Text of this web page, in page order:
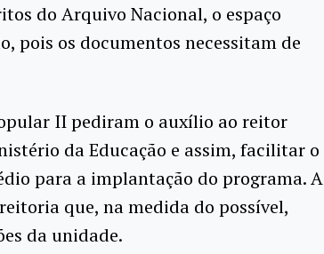
do Arquivo Nacional, o espaço
pois os documentos necessitam de
II pediram o auxílio ao reitor
da Educação e assim, facilitar o
para a implantação do programa. A
que, na medida do possível,
da unidade.